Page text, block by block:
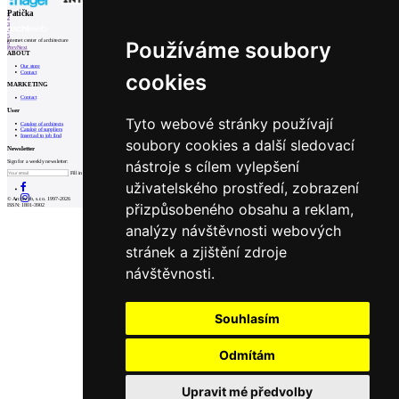
Používáme soubory
cookies
Tyto webové stránky používají
soubory cookies a další sledovací
nástroje s cílem vylepšení
uživatelského prostředí, zobrazení
přizpůsobeného obsahu a reklam,
analýzy návštěvnosti webových
stránek a zjištění zdroje
návštěvnosti.
Souhlasím
Odmítám
Upravit mé předvolby
1
2
3
4
5
6
PrevNext
Patička
internet center of architecture
ABOUT
Our store
Contact
MARKETING
Contact
User
Catalog of architects
Catalog of suppliers
Insert ad to job find
Newsletter
Sign for a weekly newsletter:
Fill in „nospam“
© Archiweb, s.r.o. 1997-2026
ISSN: 1801-3902